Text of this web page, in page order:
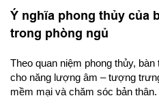
Ý nghĩa phong thủy của
trong phòng ngủ
Theo quan niệm phong thủy, bàn
cho năng lượng âm – tượng
mềm mại và chăm sóc bản